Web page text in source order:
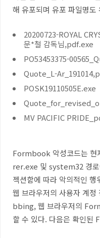
해 유포되며 유포 파일명도
20200723-ROYAL
문*철 감독님,pdf.exe
PO53453375-
Quote_L-
POSK19110505E.exe
MV PACIFIC
Formbook 악성코드는 현
rer.exe 및 system32 경로
젝션함에 따라 악의적인
웹 브라우저의 사용자 계
bbing, 웹 브라우저의
할 수 있다. 다음은 확인된